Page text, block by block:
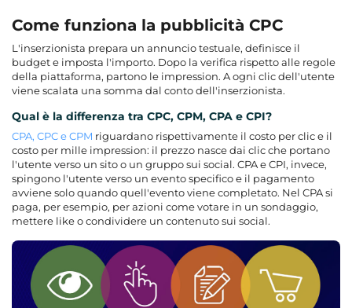
Come funziona la pubblicità CPC
L'inserzionista prepara un annuncio testuale, definisce il
budget e imposta l'importo. Dopo la verifica rispetto alle regole
della piattaforma, partono le impression. A ogni clic dell'utente
viene scalata una somma dal conto dell'inserzionista.
Qual è la differenza tra CPC, CPM, CPA e CPI?
CPA, CPC e CPM riguardano rispettivamente il costo per clic e il
costo per mille impression: il prezzo nasce dai clic che portano
l'utente verso un sito o un gruppo sui social. CPA e CPI, invece,
spingono l'utente verso un evento specifico e il pagamento
avviene solo quando quell'evento viene completato. Nel CPA si
paga, per esempio, per azioni come votare in un sondaggio,
mettere like o condividere un contenuto sui social.